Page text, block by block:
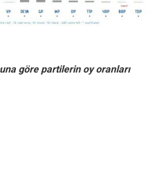
göre partilerin oy oranları